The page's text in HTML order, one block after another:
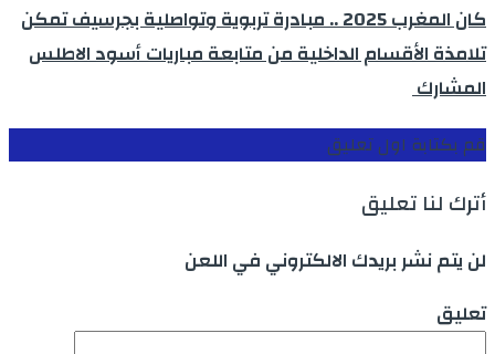
كان المغرب 2025 .. مبادرة تربوية وتواصلية بجرسيف تمكن
تلامذة الأقسام الداخلية من متابعة مباريات أسود الاطلس
المشارك
قم بكتابة اول تعليق
أترك لنا تعليق
لن يتم نشر بريدك الالكتروني في اللعن
تعليق